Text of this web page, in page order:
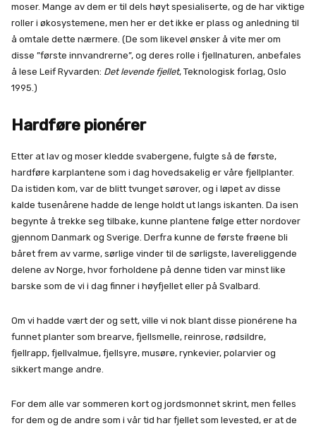
moser. Mange av dem er til dels høyt spesialiserte, og de har viktige
roller i økosystemene, men her er det ikke er plass og anledning til
å omtale dette nærmere. (De som likevel ønsker å vite mer om
disse ”første innvandrerne”, og deres rolle i fjellnaturen, anbefales
å lese Leif Ryvarden: Det levende fjellet, Teknologisk forlag, Oslo
1995.)
Hardføre pionérer
Etter at lav og moser kledde svabergene, fulgte så de første,
hardføre karplantene som i dag hovedsakelig er våre fjellplanter.
Da istiden kom, var de blitt tvunget sørover, og i løpet av disse
kalde tusenårene hadde de lenge holdt ut langs iskanten. Da isen
begynte å trekke seg tilbake, kunne plantene følge etter nordover
gjennom Danmark og Sverige. Derfra kunne de første frøene bli
båret frem av varme, sørlige vinder til de sørligste, lavereliggende
delene av Norge, hvor forholdene på denne tiden var minst like
barske som de vi i dag finner i høyfjellet eller på Svalbard.
Om vi hadde vært der og sett, ville vi nok blant disse pionérene ha
funnet planter som brearve, fjellsmelle, reinrose, rødsildre,
fjellrapp, fjellvalmue, fjellsyre, musøre, rynkevier, polarvier og
sikkert mange andre.
For dem alle var sommeren kort og jordsmonnet skrint, men felles
for dem og de andre som i vår tid har fjellet som levested, er at de